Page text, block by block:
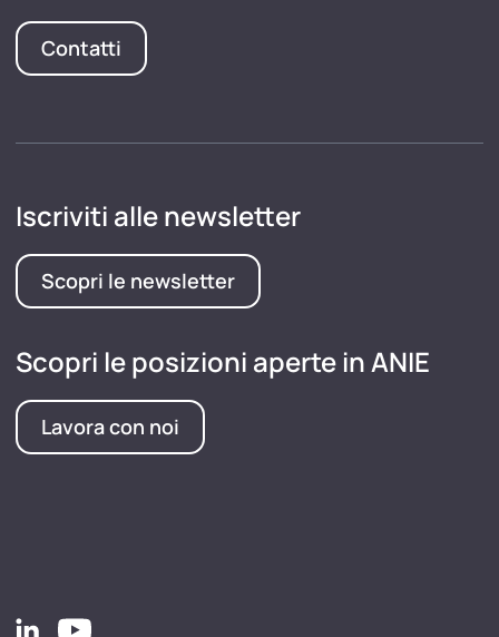
Contatti
Iscriviti alle newsletter
Scopri le newsletter
Scopri le posizioni aperte in ANIE
Lavora con noi